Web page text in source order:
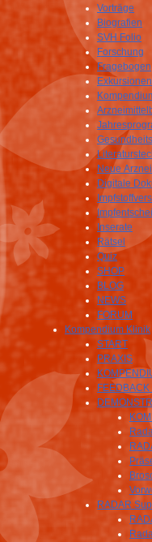
Vorträge
Biografien
SVH Folio
Forschung
Fragebogen
Exkursionen
Neue
Digitale
Inserate
Rätsel
Quiz
SHOP
BLOG
NEWS
FORUM
Kompendium Klinik
START
PRAXIS
RADAR